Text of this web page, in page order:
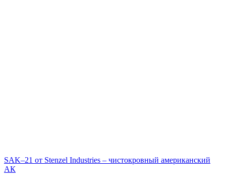
SAK–21 от Stenzel Industries – чистокровный американский
АК